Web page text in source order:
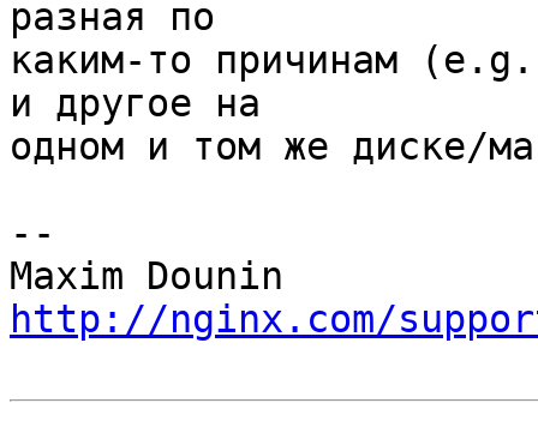
разная по
каким-то причинам
и другое на
одном и том же диске/
--
http://nginx.com/